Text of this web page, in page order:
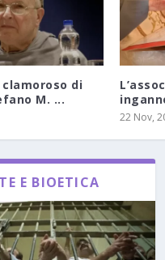
clamoroso di
M. ...
22 Nov,
E BIOETICA